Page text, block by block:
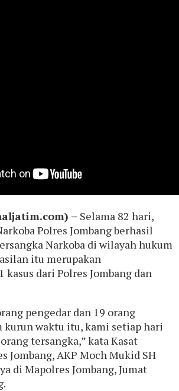
– Selama 82 hari,
Polres Jombang berhasil
Narkoba di wilayah hukum
itu merupakan
kasus dari Polres Jombang dan
pengedar dan 19 orang
kurun waktu itu, kami setiap hari
tersangka,” kata Kasat
Jombang, AKP Moch Mukid SH
di Mapolres Jombang, Jumat